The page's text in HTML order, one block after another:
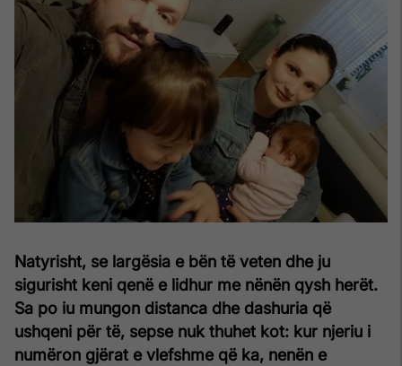
Natyrisht, se largësia e bën të veten dhe ju
sigurisht keni qenë e lidhur me nënën qysh herët.
Sa po iu mungon distanca dhe dashuria që
ushqeni për të, sepse nuk thuhet kot: kur njeriu i
numëron gjërat e vlefshme që ka, nenën e